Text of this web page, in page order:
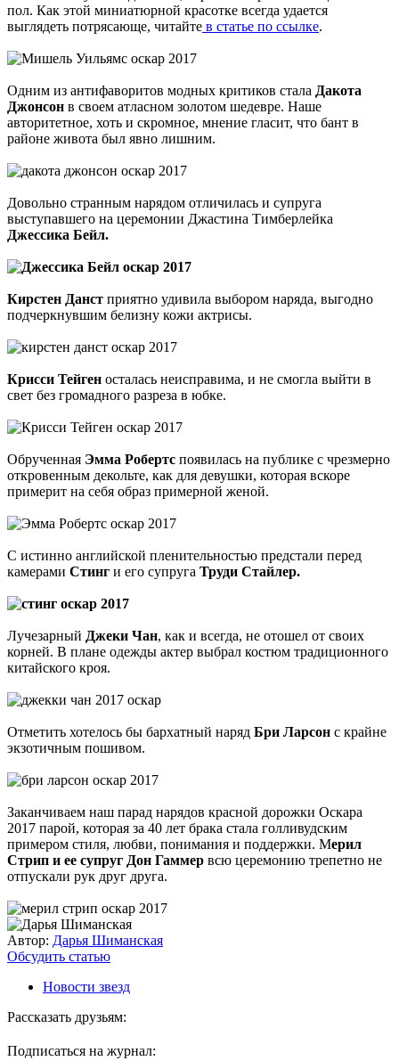
пол. Как этой миниатюрной красотке всегда удается
выглядеть потрясающе, читайте в статье по ссылке.
Одним из антифаворитов модных критиков стала Дакота
Джонсон в своем атласном золотом шедевре. Наше
авторитетное, хоть и скромное, мнение гласит, что бант в
районе живота был явно лишним.
Довольно странным нарядом отличилась и супруга
выступавшего на церемонии Джастина Тимберлейка
Джессика Бейл.
Кирстен Данст приятно удивила выбором наряда, выгодно
подчеркнувшим белизну кожи актрисы.
Крисси Тейген осталась неисправима, и не смогла выйти в
свет без громадного разреза в юбке.
Обрученная Эмма Робертс появилась на публике с чрезмерно
откровенным декольте, как для девушки, которая вскоре
примерит на себя образ примерной женой.
С истинно английской пленительностью предстали перед
камерами Стинг и его супруга Труди Стайлер.
Лучезарный Джеки Чан, как и всегда, не отошел от своих
корней. В плане одежды актер выбрал костюм традиционного
китайского кроя.
Отметить хотелось бы бархатный наряд Бри Ларсон с крайне
экзотичным пошивом.
Заканчиваем наш парад нарядов красной дорожки Оскара
2017 парой, которая за 40 лет брака стала голливудским
примером стиля, любви, понимания и поддержки. Мерил
Стрип и ее супруг Дон Гаммер всю церемонию трепетно не
отпускали рук друг друга.
Автор: Дарья Шиманская
Обсудить статью
Новости звезд
Рассказать друзьям:
Подписаться на журнал: